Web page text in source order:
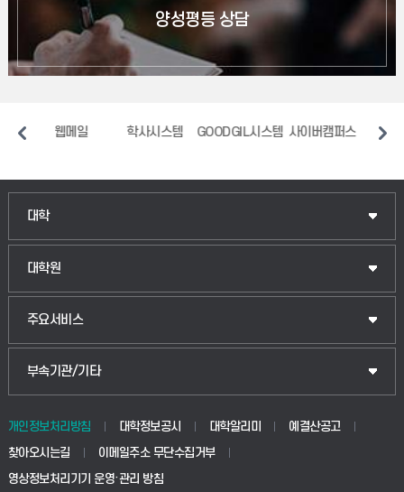
양성평등 상담
학사시스템 GOODGIL시스템 사이버캠퍼스 중앙도서관 장애
대학
인문융합공공인재학부
법경영학부
생명공학부
대학원
일반대학원
산업대학원
공공정책대학원
교육대학원
주요서비스
입학안내
웹메일
학사시스템(전문학사 및 전공심화)
부속기관/기타
중앙도서관
학생생활관(안성)
개인정보처리방침 대학정보공시 대학알리미
예결산공고
찾아오시는길
이메일주소 무단수집거부
영상정보처리기기 운영·관리 방침